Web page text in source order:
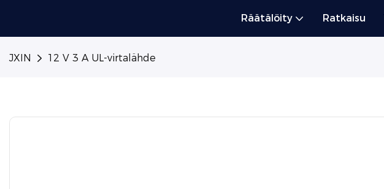
Räätälöity Ratkaisu
JXIN 12 V 3 A UL-virtalähde